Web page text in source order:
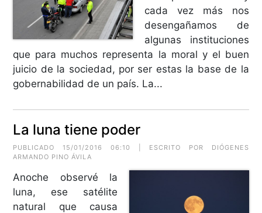
cada vez más nos
desengañamos de
algunas instituciones
que para muchos representa la moral y el buen
juicio de la sociedad, por ser estas la base de la
gobernabilidad de un país. La...
La luna tiene poder
PUBLICADO 15/01/2016 06:10 | ESCRITO POR
DIÓGENES
ARMANDO PINO ÁVILA
Anoche observé la
luna, ese satélite
natural que causa